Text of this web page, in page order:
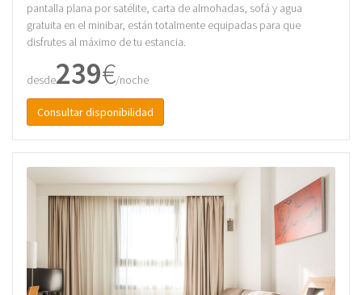
pantalla plana por satélite, carta de almohadas, sofá y agua
gratuita en el minibar, están totalmente equipadas para que
disfrutes al máximo de tu estancia.
desde239€/noche
Consultar disponibilidad